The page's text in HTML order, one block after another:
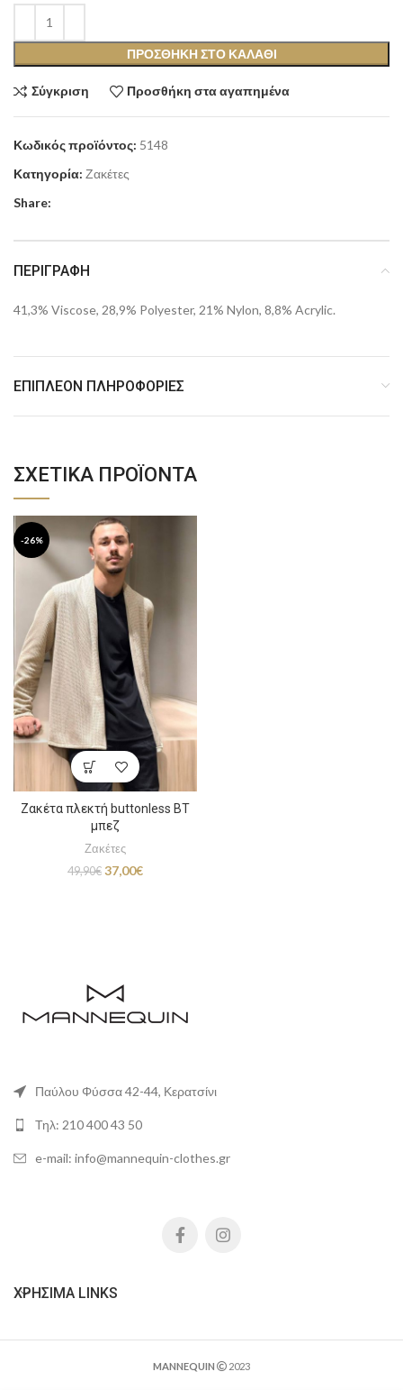
ΠΡΟΣΘΉΚΗ ΣΤΟ ΚΑΛΆΘΙ
Σύγκριση Προσθήκη στα αγαπημένα
Κωδικός προϊόντος: 5148
Κατηγορία: Ζακέτες
Share:
ΠΕΡΙΓΡΑΦΉ
41,3% Viscose, 28,9% Polyester, 21% Nylon, 8,8% Acrylic.
ΕΠΙΠΛΈΟΝ ΠΛΗΡΟΦΟΡΊΕΣ
ΣΧΕΤΙΚΆ ΠΡΟΪΌΝΤΑ
-26%
Ζακέτα πλεκτή buttonless BT
μπεζ
Ζακέτες
49,90€ Original
37,00€Η
Παύλου Φύσσα 42-44, Κερατσίνι
Τηλ: 210 400 43 50
e-mail: info@mannequin-clothes.gr
ΧΡΉΣΙΜΑ LINKS
MANNEQUIN 2023